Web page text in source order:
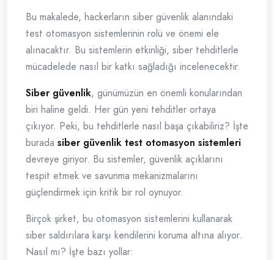
Bu makalede, hackerların siber güvenlik alanındaki
test otomasyon sistemlerinin rolü ve önemi ele
alınacaktır. Bu sistemlerin etkinliği, siber tehditlerle
mücadelede nasıl bir katkı sağladığı incelenecektir.
Siber güvenlik, günümüzün en önemli konularından
biri haline geldi. Her gün yeni tehditler ortaya
çıkıyor. Peki, bu tehditlerle nasıl başa çıkabiliriz? İşte
burada siber güvenlik test otomasyon sistemleri
devreye giriyor. Bu sistemler, güvenlik açıklarını
tespit etmek ve savunma mekanizmalarını
güçlendirmek için kritik bir rol oynuyor.
Birçok şirket, bu otomasyon sistemlerini kullanarak
siber saldırılara karşı kendilerini koruma altına alıyor.
Nasıl mı? İşte bazı yollar: